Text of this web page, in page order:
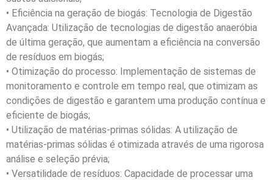
• Eficiência na geração de biogás: Tecnologia de Digestão
Avançada: Utilização de tecnologias de digestão anaeróbia
de última geração, que aumentam a eficiência na conversão
de resíduos em biogás;
• Otimização do processo: Implementação de sistemas de
monitoramento e controle em tempo real, que otimizam as
condições de digestão e garantem uma produção contínua e
eficiente de biogás;
• Utilização de matérias-primas sólidas: A utilização de
matérias-primas sólidas é otimizada através de uma rigorosa
análise e seleção prévia;
• Versatilidade de resíduos: Capacidade de processar uma